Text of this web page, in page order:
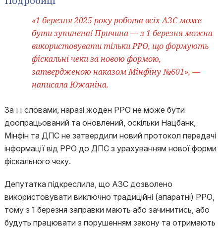
«1 березня 2025 року робота всіх АЗС може
бути зупинена! Причина — з 1 березня можна
використовувати тільки РРО, що формують
фіскальні чеки за новою формою,
затвердженою наказом Мінфіну №601», —
написала Южаніна.
За її словами, наразі жоден РРО не може бути
доопрацьований та оновлений, оскільки Нацбанк,
Мінфін та ДПС не затвердили новий протокол передачі
інформації від РРО до ДПС з урахуванням нової форми
фіскального чеку.
Депутатка підкреслила, що АЗС дозволено
використовувати виключно традиційні (апаратні) РРО,
тому з 1 березня заправки мають або зачинитись, або
будуть працювати з порушенням закону та отримають